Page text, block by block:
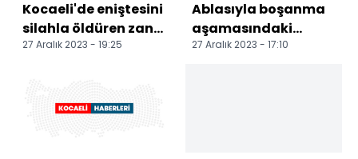
Kocaeli'de eniştesini
silahla öldüren zanlı
tutuklandı
27 Aralık 2023 - 19:25
Ablasıyla boşanma
aşamasındaki
eniştesini öldürdü
27 Aralık 2023 - 17:10